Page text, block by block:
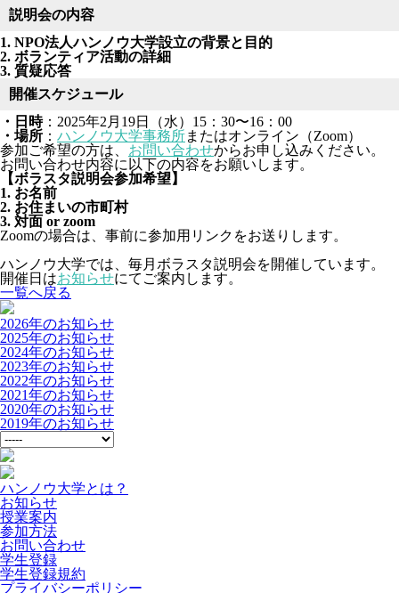
説明会の内容
1. NPO法人ハンノウ大学設立の背景と目的
2. ボランティア活動の詳細
3. 質疑応答
開催スケジュール
・日時：2025年2月19日（水）15：30〜16：00
・場所 ： ハンノウ大学事務所またはオンライン（Zoom）
参加ご希望の方は、 お問い合わせからお申し込みください。
お問い合わせ内容に以下の内容をお願いします。
【ボラスタ説明会参加希望】
1. お名前
2. お住まいの市町村
3. 対面 or zoom
Zoomの場合は、事前に参加用リンクをお送りします。
ハンノウ大学では、 毎月ボラスタ説明会を開催しています。
開催日はお知らせにてご案内します。
一覧へ戻る
2026年のお知らせ
2025年のお知らせ
2024年のお知らせ
2023年のお知らせ
2022年のお知らせ
2021年のお知らせ
2020年のお知らせ
2019年のお知らせ
ハンノウ大学とは？
お知らせ
授業案内
参加方法
お問い合わせ
学生登録
学生登録規約
プライバシーポリシー